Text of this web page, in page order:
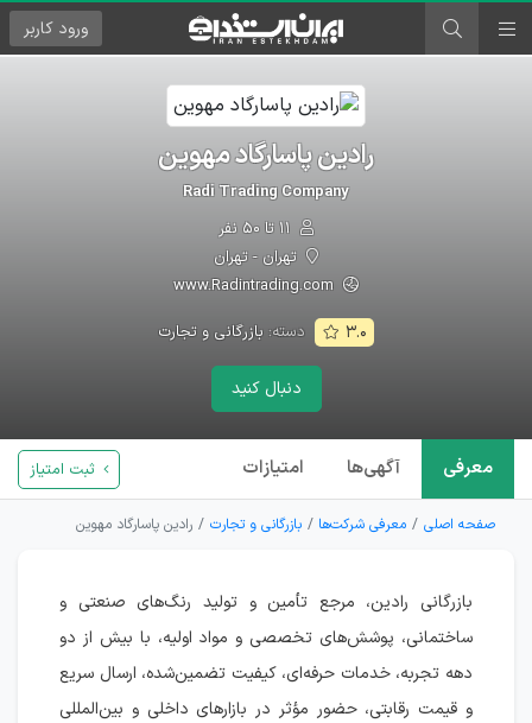
ورود کاربر
رادین پاسارگاد مهوین
Radi Trading Company
تهران - تهران
۳.۰ دسته: بازرگانی و تجارت
دنبال کنید
معرفی آگهی‌ها امتیازات ثبت امتیاز
صفحه اصلی معرفی شرکت‌ها بازرگانی و تجارت رادین پاسارگاد مهوین
بازرگانی رادین، مرجع تأمین و تولید رنگ‌های صنعتی و
ساختمانی، پوشش‌های تخصصی و مواد اولیه، با بیش از دو
دهه تجربه، خدمات حرفه‌ای، کیفیت تضمین‌شده، ارسال سریع
و قیمت رقابتی، حضور مؤثر در بازارهای داخلی و بین‌المللی